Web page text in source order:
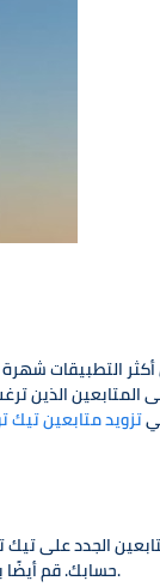
التطبيقات
الذين
تزويد متابعين تيك
الجدد على تيك
حسابك. قم أيضًا بكتابة وصف ملهم ومعبر يعكس شخصيتك أو ما تقدمه على حسابك. حاول أن تجعل هذا الوصف جذابًا وملائمًا للموضوعات التي تناقشها.